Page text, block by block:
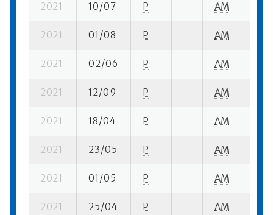
2021 10/07 P AM
2021 01/08 P AM
2021 02/06 P AM
2021 12/09 P AM
2021 18/04 P AM
2021 23/05 P AM
2021 01/05 P AM
2021 25/04 P AM